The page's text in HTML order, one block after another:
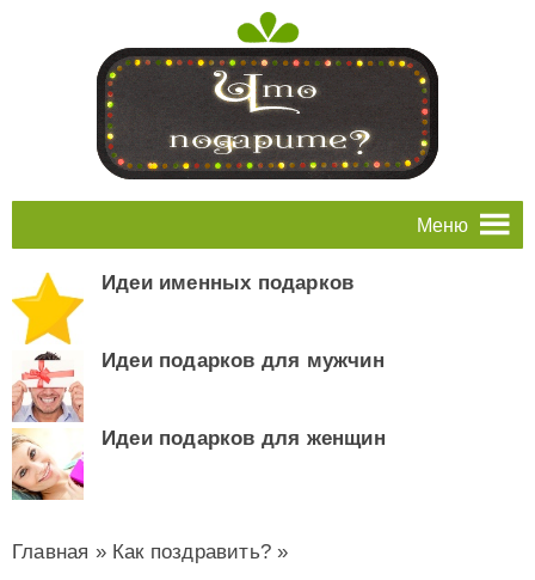
Меню
Идеи именных подарков
Идеи подарков для мужчин
Идеи подарков для женщин
Главная » Как поздравить? »